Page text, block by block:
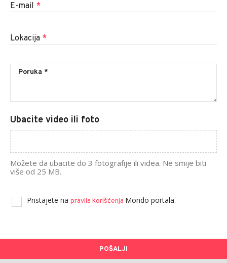
E-mail *
Lokacija *
Ubacite video ili foto
Možete da ubacite do 3 fotografije ili videa. Ne smije biti
više od 25 MB.
Pristajete na pravila korišćenja Mondo portala.
POŠALJI